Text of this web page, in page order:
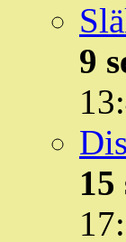
9
15